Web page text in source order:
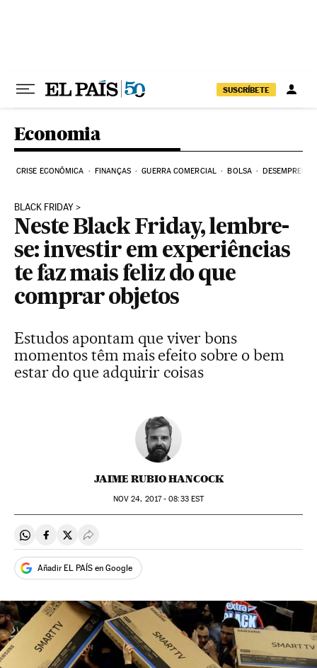
SUSCRÍBETE
Economia
CRISE ECONÔMICA FINANÇAS GUERRA COMERCIAL BOLSA DESEMPREGO
BLACK FRIDAY
Neste Black Friday, lembre-
se: investir em experiências
te faz mais feliz do que
comprar objetos
Estudos apontam que viver bons
momentos têm mais efeito sobre o bem
estar do que adquirir coisas
JAIME RUBIO HANCOCK
NOV 24, 2017 - 08:33EST
Compartir en Whatsapp
Compartir en Facebook
Compartir en Twitter
Desplegar Redes Sociales
Añadir EL PAÍS en Google